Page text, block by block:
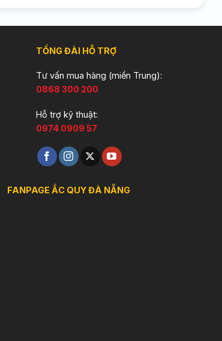
TỔNG ĐÀI HỖ TRỢ
Tư vấn mua hàng (miền Trung):
0868 300 200
Hỗ trợ kỹ thuật:
0974 0909 57
FANPAGE ẮC QUY ĐÀ NẴNG